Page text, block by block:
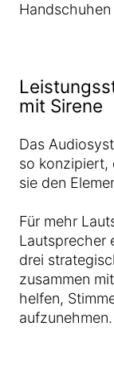
mit Sirene
Das
so konzipiert,
sie den
Für mehr
Lautsprecher
drei
zusammen
helfen,
aufzunehmen.